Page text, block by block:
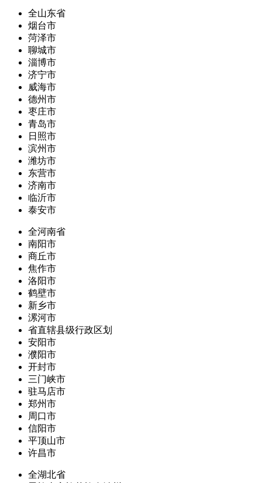
全山东省
烟台市
菏泽市
聊城市
淄博市
济宁市
威海市
德州市
枣庄市
青岛市
日照市
滨州市
潍坊市
东营市
济南市
临沂市
泰安市
全河南省
南阳市
商丘市
焦作市
洛阳市
鹤壁市
新乡市
漯河市
省直辖县级行政区划
安阳市
濮阳市
开封市
三门峡市
驻马店市
郑州市
周口市
信阳市
平顶山市
许昌市
全湖北省